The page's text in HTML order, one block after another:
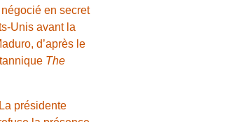
en secret
Unis avant la
d’après le
The
présidente